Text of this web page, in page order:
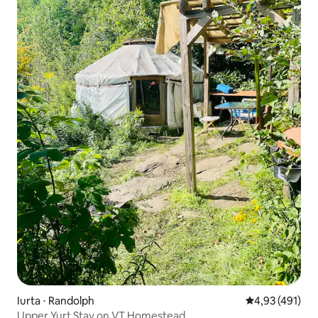
Iurta ⋅ Randolph 4,93 de uma
4,93 (491)
Upper Yurt Stay on VT Homestead